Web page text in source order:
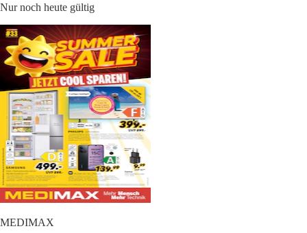
Nur noch heute gültig
MEDIMAX